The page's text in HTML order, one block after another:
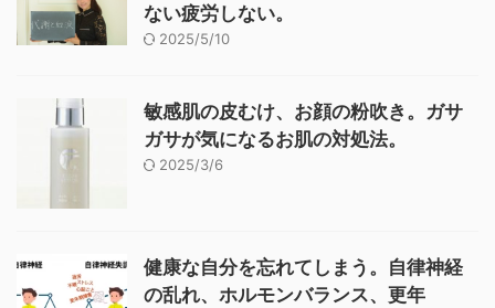
ない疲労しない。
2025/5/10
敏感肌の皮むけ、お顔の粉吹き。ガサ
ガサが気になるお肌の対処法。
2025/3/6
健康な自分を忘れてしまう。自律神経
の乱れ、ホルモンバランス、更年